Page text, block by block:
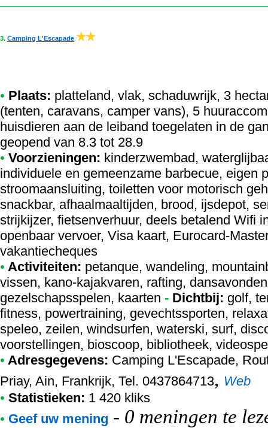
3. Camping L'Escapade
• Plaats: platteland, vlak, schaduwrijk, 3
(tenten, caravans, camper vans), 5
huisdieren aan de leiband toegelaten in de
geopend van 8.3 tot 28.9
• Voorzieningen: kinderzwembad,
individuele en gemeenzame barbecue, eigen
stroomaansluiting, toiletten voor motorisch
snackbar, afhaalmaaltijden, brood, ijsdepot,
strijkijzer, fietsenverhuur, deels betalend Wifi
openbaar vervoer, Visa kaart, Eurocard-
vakantiecheques
• Activiteiten: petanque, wandeling,
vissen, kano-kajakvaren, rafting,
gezelschapsspelen, kaarten - Dichtbij: golf,
fitness, powertraining, gevechtssporten,
speleo, zeilen, windsurfen, waterski, surf,
voorstellingen, bioscoop, bibliotheek,
• Adresgegevens: Camping L'Escapade,
Priay, Ain, Frankrijk, Tel. 0437864713, Web
• Statistieken: 1 420 kliks
• Geef uw mening - 0 meningen te